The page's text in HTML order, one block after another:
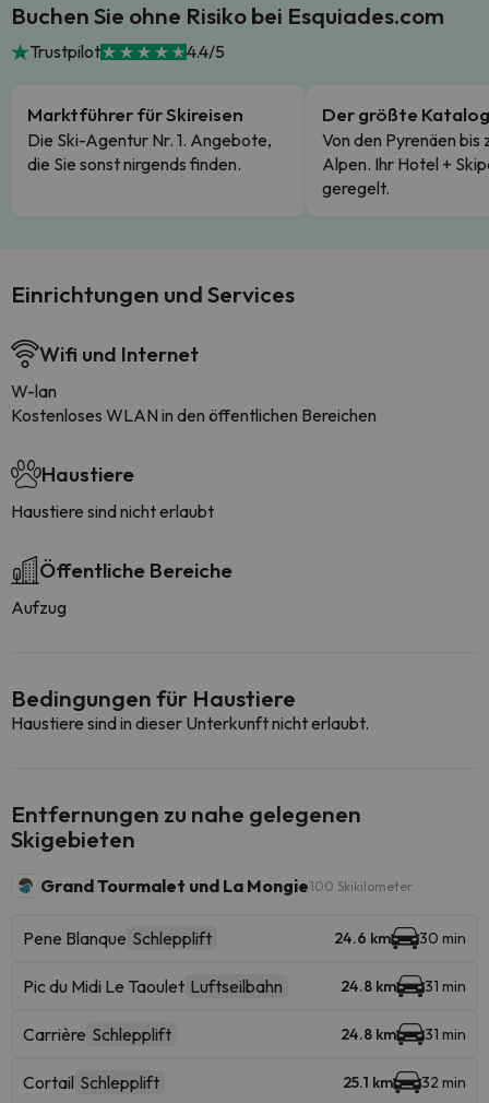
Buchen Sie ohne Risiko bei Esquiades.com
Trustpilot 4.4/5
Marktführer für Skireisen
Die Ski-Agentur Nr. 1. Angebote,
die Sie sonst nirgends finden.
Der größte Katalog
Von den Pyrenäen bis
Alpen. Ihr Hotel +
geregelt.
Einrichtungen und Services
Wifi und Internet
W-lan
Kostenloses WLAN in den öffentlichen Bereichen
Haustiere
Haustiere sind nicht erlaubt
Öffentliche Bereiche
Aufzug
Bedingungen für Haustiere
Haustiere sind in dieser Unterkunft nicht erlaubt.
Entfernungen zu nahe gelegenen
Skigebieten
Grand Tourmalet und La Mongie100 Skikilometer
Pene Blanque Schlepplift 24.6 km 30 min
Pic du Midi Le Taoulet Luftseilbahn 24.8 km 31 min
Carrière Schlepplift 24.8 km 31 min
Cortail Schlepplift 25.1 km 32 min